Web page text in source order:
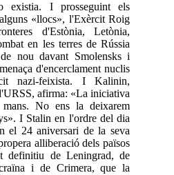
existia. I prosseguint els
«llocs», l'Exèrcit Roig
d'Estònia, Letònia,
en les terres de Rússia
nou davant Smolensks i
d'encerclament nuclis
nazi-feixista. I Kalinin,
afirma: «La iniciativa
No ens la deixarem
I Stalin en l'ordre del dia
el 24 aniversari de la seva
alliberació dels països
definitiu de Leningrad, de
i de Crimera, que la